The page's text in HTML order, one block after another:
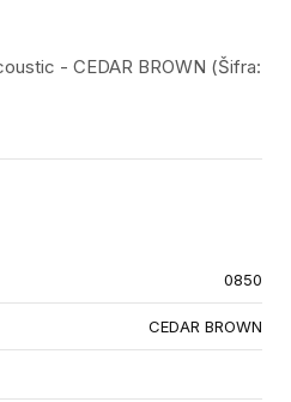
- CEDAR BROWN (Šifra:
0850
CEDAR BROWN